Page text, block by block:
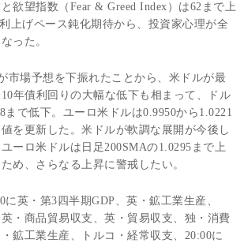
欲望指数（Fear & Greed Index）は62まで上
上げペース鈍化期待から、投資家心理が全
った。
市場予想を下振れたことから、米ドルが最
年債利回りの大幅な低下も相まって、ドル
まで低下。ユーロ米ドルは0.9950から1.0221
を更新した。米ドルが軟調な展開が今後し
ーロ米ドルは日足200SMAの1.0295まで上
め、さらなる上昇に警戒したい。
英・第3四半期GDP、英・鉱工業生産、
・商品貿易収支、英・貿易収支、独・消費
鉱工業生産、トルコ・経常収支、20:00に